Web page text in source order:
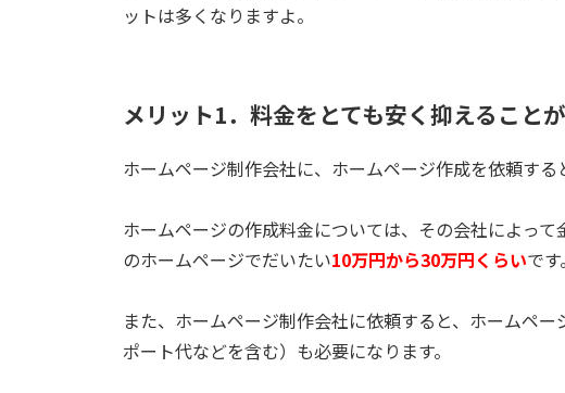
ットは多くなりますよ。
メリット1．料金をとても安く抑えること
ホームページ制作会社に、ホームページ作成を依頼する
ホームページの作成料金については、その会社によっ
のホームページでだいたい10万円から30万円くらいです。
また、ホームページ制作会社に依頼すると、ホームペ
ポート代などを含む）も必要になります。